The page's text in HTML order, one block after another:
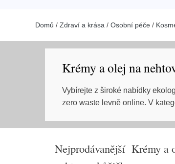
Domů / Zdraví a krása / Osobní péče /
Krémy a olej na
Vybírejte z široké nabídky
zero waste levně online. V
Nejprodávanější Krémy a